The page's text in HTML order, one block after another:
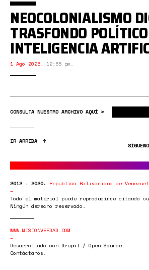
NEOCOLONIALISMO
TRASFONDO
INTELIGENCIA
1 Ago 2025, 12:55 pm.
CONSULTA NUESTRO ARCHIVO AQUÍ >
IR ARRIBA
2012 - 2020. República Bolivariana de
Todo el material puede reproducirse citando
Ningún derecho reservado.
WWW.MISIONVERDAD.COM
Desarrollado con Drupal / Open Source.
Contáctanos.